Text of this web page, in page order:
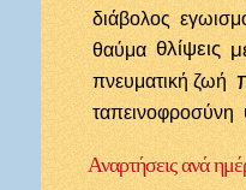
διάβολος
θαύμα θλίψεις
πνευματική ζωή
ταπεινοφροσύνη
Αναρτήσειςανά